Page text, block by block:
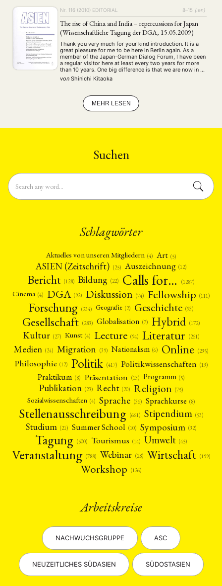
Umwelt (45) (788) (199)
Workshop (126)
MITGLIEDSCHAFT STUDIUM DATENSCHUTZERKLÄRUNG
MITGLIEDERBEREICH KONTAKT SPENDEN SIE JETZT!
ENGLISH
Nr. 116 (2010) EDITORIAL 8–15 {:en}
The rise of China and India – repercussions for Japan
(Wissenschaftliche Tagung der DGA, 15.05.2009)
Thank you very much for your kind introduction. It is a
great pleasure for me to be here in Berlin again. As a
member of the Japan-German Dialog Forum, I have been
a regular visitor here at least every two years for more
than 10 years. One big difference is that we are now in …
von Shinichi Kitaoka
MEHR LESEN
Suchen
Schlagwörter
Aktuelles von unseren Mitgliedern (4) Art (5)
ASIEN (Zeitschrift) (25) Auszeichnung (12)
Bericht (128) Bildung (22) Calls for… (1287)
Cinema (4) DGA (92) Diskussion (74) Fellowship (111)
Forschung (234) Geografie (2) Geschichte (93)
Gesellschaft (283) Globalisation (7) Hybrid (172)
Kultur (27) Kunst (4) Lecture (94) Literatur (261)
Medien (24) Migration (39) Nationalism (6) Online (235)
Philosophie (12) Politik (417) Politikwissenschaften (13)
Praktikum (8) Präsentation (13) Programm (5)
Publikation (23) Recht (20) Religion (75)
Sozialwissenschaften (4) Sprache (36) Sprachkurse (8)
Stellenausschreibung (661) Stipendium (53)
Studium (21) Summer School (10) Symposium (32)
Tagung (500) Tourismus (14) Umwelt (45)
Veranstaltung (788) Webinar (28) Wirtschaft (199)
Workshop (126)
Arbeitskreise
NACHWUCHSGRUPPE ASC
NEUZEITLICHES SÜDASIEN SÜDOSTASIEN